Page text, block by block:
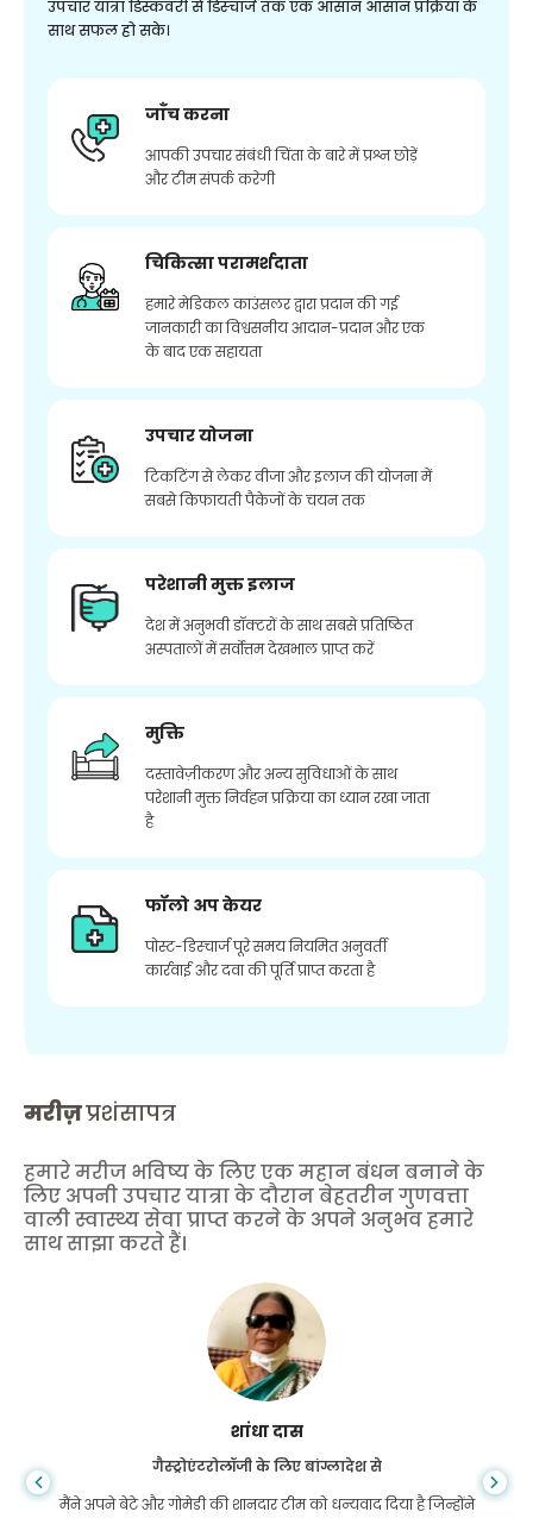
उपचार यात्रा डिस्कवरी से डिस्चार्ज तक एक आसान आसान प्रक्रिया के
साथ सफल हो सके।
जाँच करना
आपकी उपचार संबंधी चिंता के बारे में प्रश्न छोड़ें
और टीम संपर्क करेगी
चिकित्सा परामर्शदाता
हमारे मेडिकल काउंसलर द्वारा प्रदान की गई
जानकारी का विश्वसनीय आदान-प्रदान और एक
के बाद एक सहायता
उपचार योजना
टिकटिंग से लेकर वीजा और इलाज की योजना में
सबसे किफायती पैकेजों के चयन तक
परेशानी मुक्त इलाज
देश में अनुभवी डॉक्टरों के साथ सबसे प्रतिष्ठित
अस्पतालों में सर्वोत्तम देखभाल प्राप्त करें
मुक्ति
दस्तावेज़ीकरण और अन्य सुविधाओं के साथ
परेशानी मुक्त निर्वहन प्रक्रिया का ध्यान रखा जाता
है
फॉलो अप केयर
पोस्ट-डिस्चार्ज पूरे समय नियमित अनुवर्ती
कार्रवाई और दवा की पूर्ति प्राप्त करता है
मरीज़प्रशंसापत्र
हमारे मरीज भविष्य के लिए एक महान बंधन बनाने के
लिए अपनी उपचार यात्रा के दौरान बेहतरीन गुणवत्ता
वाली स्वास्थ्य सेवा प्राप्त करने के अपने अनुभव हमारे
साथ साझा करते हैं।
शांधा दास
गैस्ट्रोएंटरोलॉजी के लिए बांग्लादेश से
मैंने अपने बेटे और गोमेडी की शानदार टीम को धन्यवाद दिया है जिन्होंने